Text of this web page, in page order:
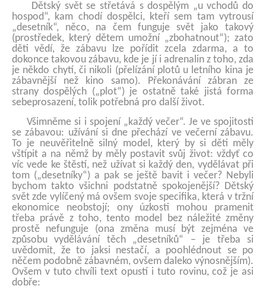
Dětský svět se střetává s dospělým „u vchodů do
hospod“, kam chodí dospělci, kteří sem tam vytrousí
„desetník“, něco, na čem funguje svět jako takový
(prostředek, který dětem umožní „zbohatnout“); zato
děti vědí, že zábavu lze pořídit zcela zdarma, a to
dokonce takovou zábavu, kde je jí i adrenalin z toho, zda
je někdo chytí, či nikoli (přelízání plotů u letního kina je
zábavnější než kino samo). Překonávání zábran ze
strany dospělých („plot“) je ostatně také jistá forma
sebeprosazení, tolik potřebná pro další život.
Všimněme si i spojení „každý večer“. Je ve spojitosti
se zábavou: užívání si dne přechází ve večerní zábavu.
To je neuvěřitelně silný model, který by si děti měly
vštípit a na němž by měly postavit svůj život: vždyť co
víc vede ke štěstí, než užívat si každý den, vydělávat při
tom („desetníky“) a pak se ještě bavit i večer? Nebyli
bychom takto všichni podstatně spokojenější? Dětský
svět zde vylíčený má ovšem svoje specifika, která v tržní
ekonomice neobstojí; ony úzkosti mohou pramenit
třeba právě z toho, tento model bez náležité změny
prostě nefunguje (ona změna musí být zejména ve
způsobu vydělávání těch „desetníků“ – je třeba si
uvědomit, že to jaksi nestačí, a poohlédnout se po
něčem podobně zábavném, ovšem daleko výnosnějším).
Ovšem v tuto chvíli text opustí i tuto rovinu, což je asi
dobře: